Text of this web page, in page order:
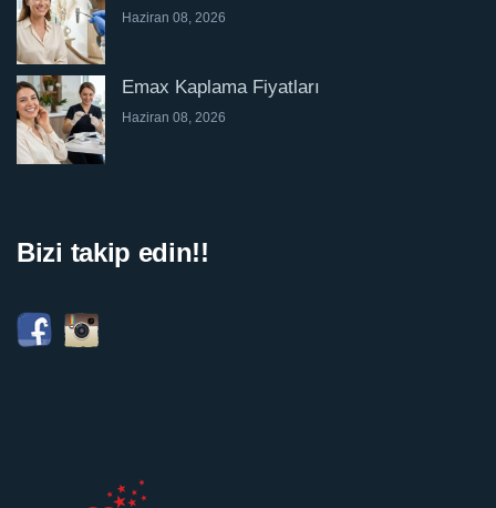
Haziran 08, 2026
Emax Kaplama Fiyatları
Haziran 08, 2026
Bizi takip edin!!